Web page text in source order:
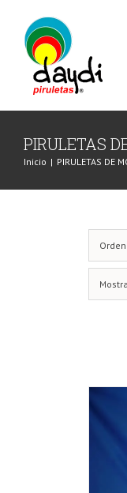
contenido
PIRULETAS
Inicio | PIRULETAS DE